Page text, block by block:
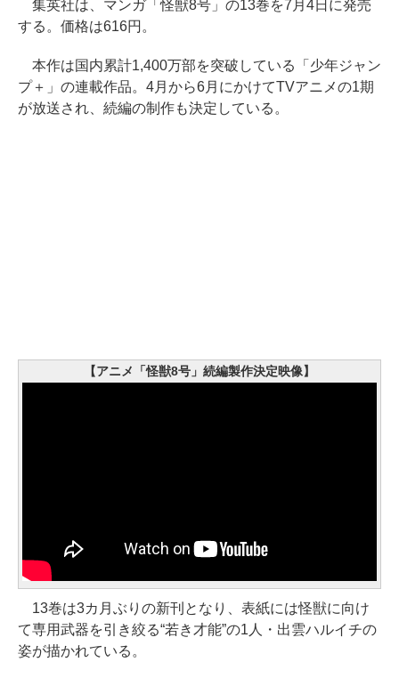
集英社は、マンガ「怪獣8号」の13巻を7月4日に発売
する。価格は616円。
本作は国内累計1,400万部を突破している「少年ジャン
プ＋」の連載作品。4月から6月にかけてTVアニメの1期
が放送され、続編の制作も決定している。
【アニメ「怪獣8号」続編製作決定映像】
13巻は3カ月ぶりの新刊となり、表紙には怪獣に向け
て専用武器を引き絞る“若き才能”の1人・出雲ハルイチの
姿が描かれている。